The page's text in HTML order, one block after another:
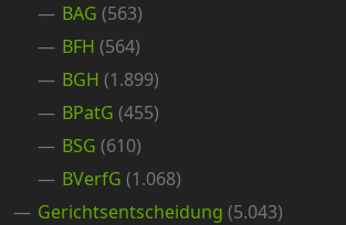
BAG (563)
BFH (564)
BGH (1.899)
BPatG (455)
BSG (610)
BVerfG (1.068)
Gerichtsentscheidung (5.043)